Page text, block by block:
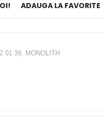
ADAUGA LA FAVORITE
01 39, MONOLITH